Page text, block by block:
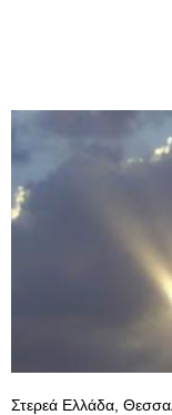
Στερεά Ελλάδα,